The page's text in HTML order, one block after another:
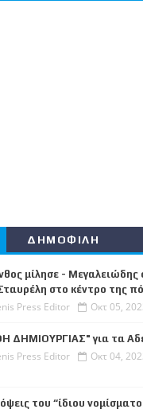
ΔΗΜΟΦΙΛΗ
μίλησε - Μεγαλειώδης
στο κέντρο της
Press Editor Οκτ 05,
ΔΗΜΙΟΥΡΓΙΑΣ" για τα
Press Editor Οκτ 04,
του “ίδιου